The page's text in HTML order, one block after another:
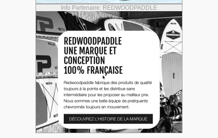
Info Partenaire: REDWOODPADDLE